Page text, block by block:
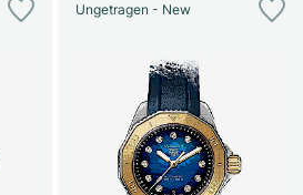
Ungetragen - New